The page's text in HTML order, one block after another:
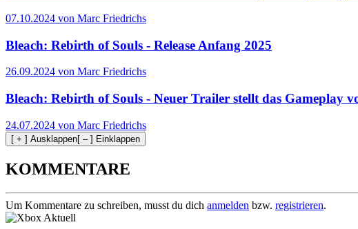
07.10.2024 von Marc Friedrichs
Bleach: Rebirth of Souls - Release Anfang 2025
26.09.2024 von Marc Friedrichs
Bleach: Rebirth of Souls - Neuer Trailer stellt das Gameplay
24.07.2024 von Marc Friedrichs
[ + ] Ausklappen[ – ] Einklappen
KOMMENTARE
Um Kommentare zu schreiben, musst du dich anmelden bzw. registrieren.